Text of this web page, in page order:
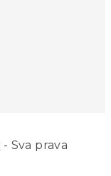
- Sva prava